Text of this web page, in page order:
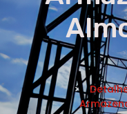
E-MAIL *
TELEFONE *
CIDADE *